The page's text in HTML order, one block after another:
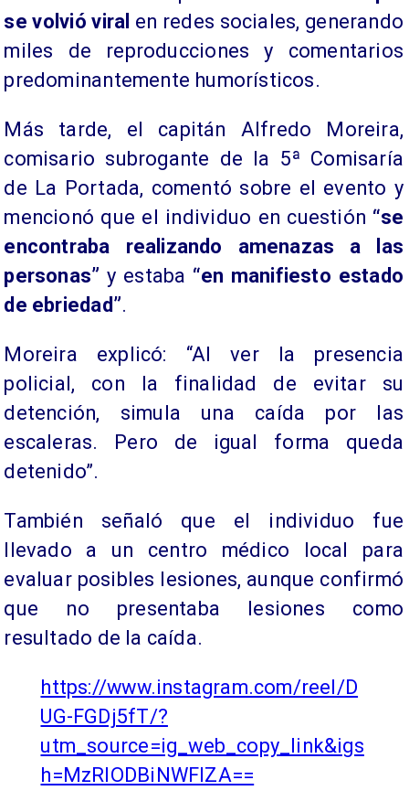
se volvió viral en redes sociales, generando
miles de reproducciones y comentarios
predominantemente humorísticos.
Más tarde, el capitán Alfredo Moreira,
comisario subrogante de la 5ª Comisaría
de La Portada, comentó sobre el evento y
mencionó que el individuo en cuestión “se
encontraba realizando amenazas a las
personas” y estaba “en manifiesto estado
de ebriedad”.
Moreira explicó: “Al ver la presencia
policial, con la finalidad de evitar su
detención, simula una caída por las
escaleras. Pero de igual forma queda
detenido”.
También señaló que el individuo fue
llevado a un centro médico local para
evaluar posibles lesiones, aunque confirmó
que no presentaba lesiones como
resultado de la caída.
https://www.instagram.com/reel/D
UG-FGDj5fT/?
utm_source=ig_web_copy_link&igs
h=MzRlODBiNWFlZA==